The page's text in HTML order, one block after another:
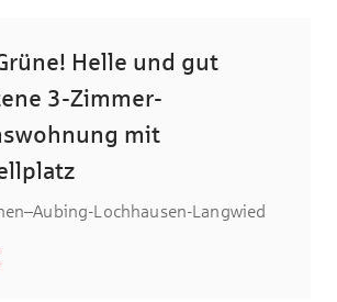
Helle und gut
3-Zimmer-
mit
Lochhausen-Langwied